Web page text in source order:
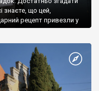
знаєте, що цей,
рецепт привезли у